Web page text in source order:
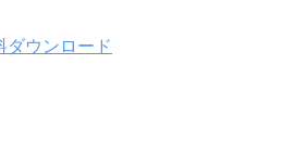
ウンロード